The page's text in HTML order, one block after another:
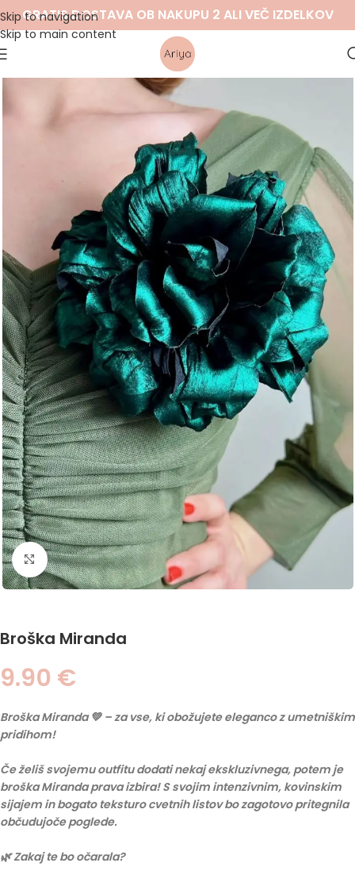
Skip to navigation
Skip to main content
GRATIS DOSTAVA OB NAKUPU 2 ALI VEČ IZDELKOV
Click to enlarge
Broška Miranda
9.90 €
Broška Miranda 💚 – za vse, ki obožujete eleganco z umetniškim
pridihom!
Če želiš svojemu outfitu dodati nekaj ekskluzivnega, potem je
broška Miranda prava izbira! S svojim intenzivnim, kovinskim
sijajem in bogato teksturo cvetnih listov bo zagotovo pritegnila
občudujoče poglede.
🌿 Zakaj te bo očarala?